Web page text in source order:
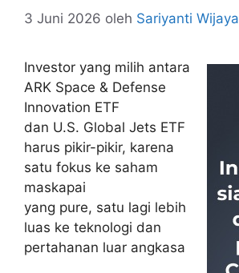
3 Juni 2026 oleh Sariyanti Wijaya
Investor yang milih antara
ARK Space & Defense
Innovation ETF
dan U.S. Global Jets ETF
harus pikir-pikir, karena
satu fokus ke saham
maskapai
yang pure, satu lagi lebih
luas ke teknologi dan
pertahanan luar angkasa